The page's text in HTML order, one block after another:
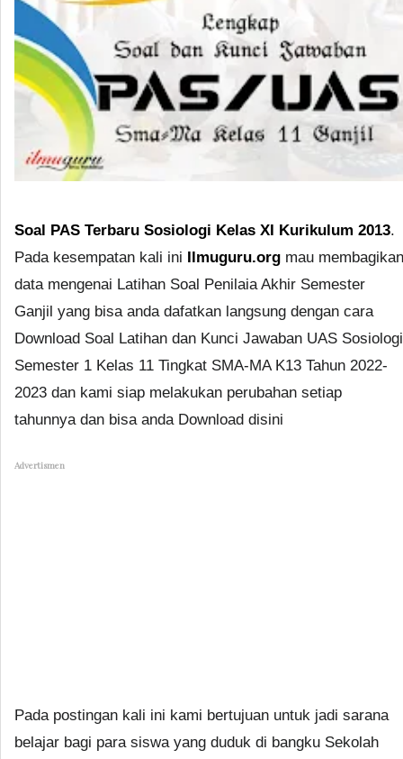
Soal PAS Terbaru Sosiologi Kelas XI Kurikulum 2013.
Pada kesempatan kali ini Ilmuguru.org mau membagikan
data mengenai Latihan Soal Penilaia Akhir Semester
Ganjil yang bisa anda dafatkan langsung dengan cara
Download Soal Latihan dan Kunci Jawaban UAS Sosiologi
Semester 1 Kelas 11 Tingkat SMA-MA K13 Tahun 2022-
2023 dan kami siap melakukan perubahan setiap
tahunnya dan bisa anda Download disini
Advertismen
Pada postingan kali ini kami bertujuan untuk jadi sarana
belajar bagi para siswa yang duduk di bangku Sekolah